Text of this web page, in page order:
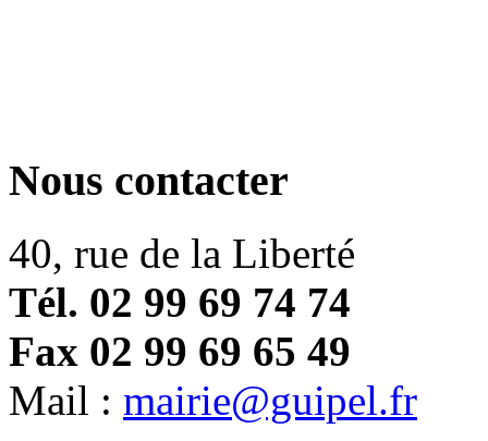
Nous contacter
40, rue de la Liberté
Tél. 02 99 69 74 74
Fax 02 99 69 65 49
Mail : mairie@guipel.fr